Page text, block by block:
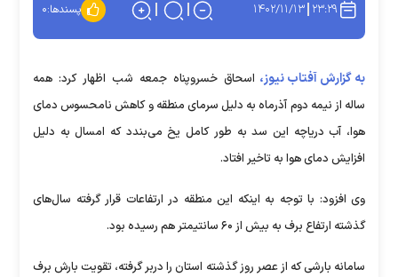
۲۳:۲۹ ۱۴۰۲/۱۱/۱۳ پسندها:۰
به گزارش آفتاب نیوز، اسحاق خسروپناه جمعه شب اظهار کرد: همه
ساله از نیمه دوم آذرماه به دلیل سرمای منطقه و کاهش نامحسوس دمای
هوا، آب دریاچه این سد به طور کامل یخ می‌بندد که امسال به دلیل
افزایش دمای هوا به تاخیر افتاد.
وی افزود: با توجه به اینکه این منطقه در ارتفاعات قرار گرفته سال‌های
گذشته ارتفاع برف به بیش از ۶۰ سانتیمتر هم رسیده بود.
سامانه بارشی که از عصر روز گذشته استان را دربر گرفته، تقویت بارش برف